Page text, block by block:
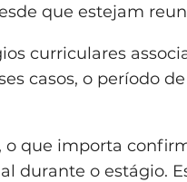
que estejam
curriculares
casos, o período
o que importa
durante o estágio.